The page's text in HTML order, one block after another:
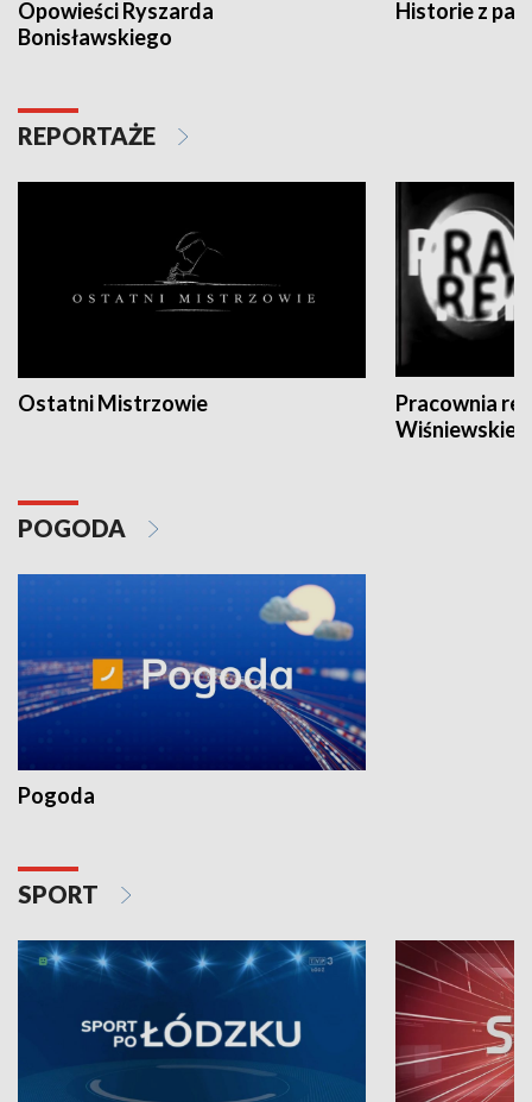
Opowieści Ryszarda
Bonisławskiego
Historie z
REPORTAŻE
Ostatni Mistrzowie
Pracownia
POGODA
Pogoda
SPORT